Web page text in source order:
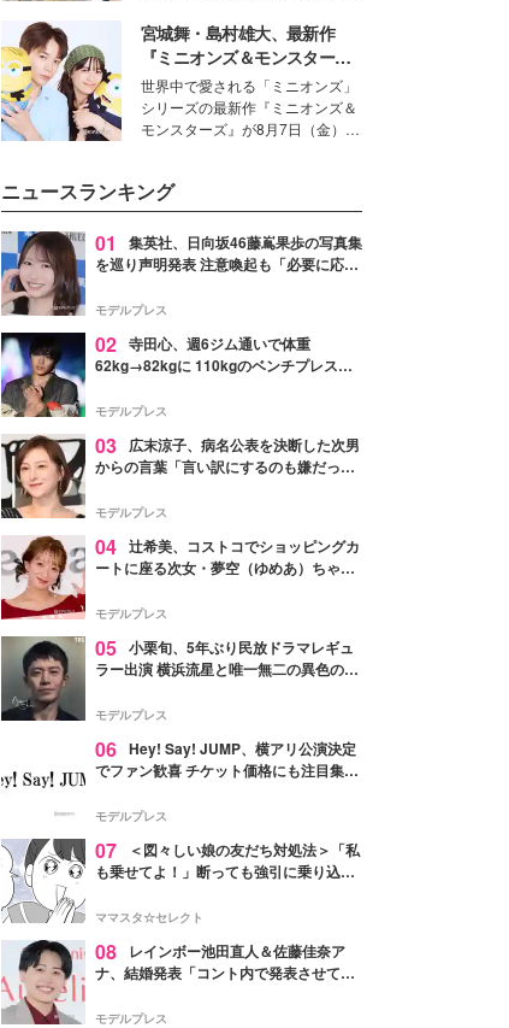
ションの完成度を高めるベースと
して、“髪そのものの美しさ”に改
めて注目する人が増えている様
子。今回は、そんな憧れの艶やか
な髪を日常で叶える、美容好きの
女性たちのヘアケア事情を紹介し
宮城舞・島村雄大、最新作
『ミニオンズ＆モンスター
ズ』の魅力熱弁 ハチャメチャ
だけじゃない“友情と絆”に感
動
世界中で愛される「ミニオンズ」
シリーズの最新作『ミニオンズ＆
モンスターズ』が8月7日（金）に
デルの宮城舞と島村雄大の特別対
談をお届け！それぞれの視点か
ら、今作ならではの魅力や予想外
の感動をもたらす奥深いストーリ
た。
ニュースランキング
01
集英社、日向坂46藤嶌果歩の写真集
を巡り声明発表 注意喚起も「必要に応じ
モデルプレス
02 寺田心、週6ジム通いで体重
62kg→82kgに 110kgのベンチプレス持
「かっこいい」と反響
モデルプレス
03
広末涼子、病名公表を決断した次男
からの言葉「言い訳にするのも嫌だっ
モデルプレス
04 辻希美、コストコでショッピングカ
ートに座る次女・夢空（ゆめあ）ちゃん
ぎ」「成長を感じる」の声
モデルプレス
05 小栗旬、5年ぶり民放ドラマレギュ
ラー出演 横浜流星と唯一無二の異色のバ
モデルプレス
06 Hey! Say! JUMP、横アリ公演決定
でファン歓喜 チケット価格にも注目集ま
モデルプレス
07
＜図々しい娘の友だち対処法＞「私
も乗せてよ！」断っても強引に乗り込ん
ママスタ☆セレクト
08
レインボー池田直人＆佐藤佳奈ア
ナ、結婚発表「コント内で発表させてい
点変更のため
モデルプレス